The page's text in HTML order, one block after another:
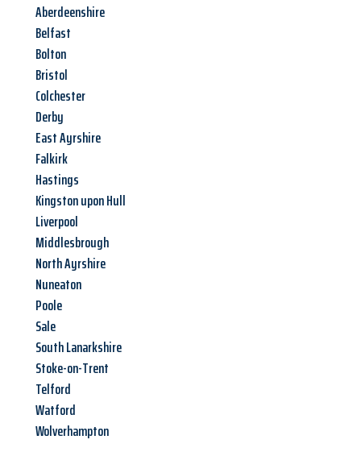
Aberdeenshire
Belfast
Bolton
Bristol
Colchester
Derby
East Ayrshire
Falkirk
Hastings
Kingston upon Hull
Liverpool
Middlesbrough
North Ayrshire
Nuneaton
Poole
Sale
South Lanarkshire
Stoke-on-Trent
Telford
Watford
Wolverhampton